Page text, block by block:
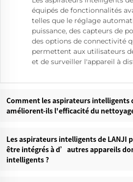
équipés de fonctionnalités
telles que le réglage
puissance, des capteurs de
des options de connectivité
permettent aux utilisateurs
et de surveiller l'appareil à
Comment les aspirateurs intelligents
améliorent-ils l'efficacité du
Les aspirateurs intelligents de LANJI
être intégrés à d’autres appareils
intelligents ?